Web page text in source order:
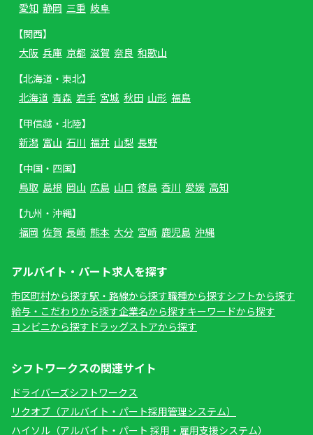
愛知 静岡 三重 岐阜
【関西】
大阪 兵庫 京都 滋賀 奈良 和歌山
【北海道・東北】
北海道 青森 岩手 宮城 秋田 山形 福島
【甲信越・北陸】
新潟 富山 石川 福井 山梨 長野
【中国・四国】
鳥取 島根 岡山 広島 山口 徳島 香川 愛媛 高知
【九州・沖縄】
福岡 佐賀 長崎 熊本 大分 宮崎 鹿児島 沖縄
アルバイト・パート求人を探す
市区町村から探す駅・路線から探す職種から探すシフトから探す
給与・こだわりから探す企業名から探すキーワードから探す
コンビニから探す ドラッグストアから探す
シフトワークスの関連サイト
ドライバーズシフトワークス
リクオプ（アルバイト・パート採用管理システム）
ハイソル（アルバイト・パート 採用・雇用支援システム）